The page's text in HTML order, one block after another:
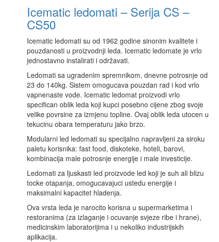
Icematic ledomati – Serija CS –
CS50
Icematic ledomati su od 1962 godine sinonim kvalitete i
pouzdanosti u proizvodnji leda. Icematic ledomate je vrlo
jednostavno instalirati i održavati.
Ledomati sa ugradenim spremnikom, dnevne potrosnje od
23 do 140kg. Sistem omogucava pouzdan rad i kod vrlo
vapnenaste vode. Icematic ledomat proizvodi vrlo
specifican oblik leda koji kupci posebno cijene zbog svoje
velike povrsine za izmjenu topline. Ovaj oblik leda utocen u
tekucinu obara temperaturu jako brzo.
Modularni led ledomati su specijalno napravljeni za siroku
paletu korisnika: fast food, diskoteke, hoteli, barovi,
kombinacija male potrosnje energije i male investicije.
Ledomati za ljuskasti led proizvode led koji je suh ali blizu
tocke otapanja, omogucavajuci ustedu energije i
maksimalni kapacitet hladenja.
Ova vrsta leda je narocito korisna u supermarketima i
restoranima (za izlaganje i ocuvanje svjeze ribe i hrane),
medicinskim laboratorijima i u nekoliko industrijskih
aplikacija.